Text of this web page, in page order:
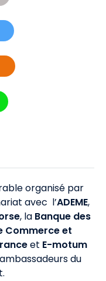
organisé par
avec l’ADEME,
, la Banque des
Commerce et
et E-motum
du